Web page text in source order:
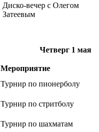
Диско-вечер с Олегом
Затеевым
Четверг 1 мая
Мероприятие
Турнир по пионерболу
Турнир по стритболу
Турнир по шахматам